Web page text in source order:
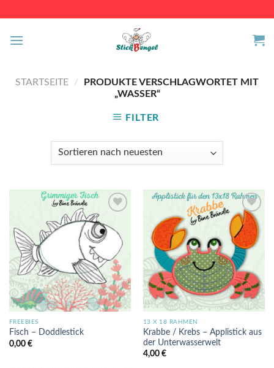
content
STARTSEITE /
PRODUKTE VERSCHLAGWORTET MIT
„WASSER“
FILTER
Auf die
Wunschliste
FREEBIES
Fisch – Doddlestick
0,00 €
Auf die
Wunschliste
13 X 18 RAHMEN
Krabbe / Krebs – Applistick aus
der Unterwasserwelt
4,00 €